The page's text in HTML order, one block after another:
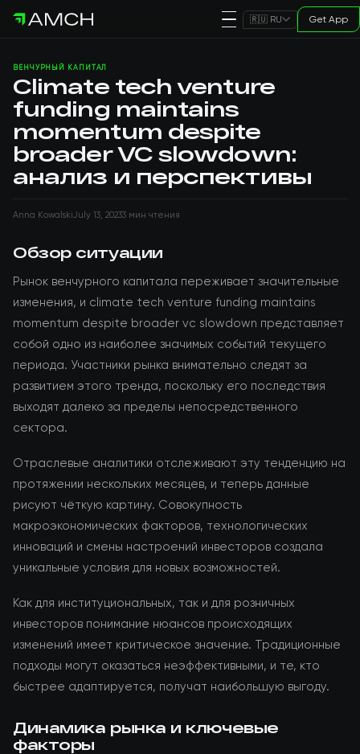
🇷🇺 RU Get App
ВЕНЧУРНЫЙ КАПИТАЛ
Climate tech venture
funding maintains
momentum despite
broader VC slowdown:
анализ и перспективы
Anna KowalskiJuly 13, 20233 мин чтения
Обзор ситуации
Рынок венчурного капитала переживает значительные
изменения, и climate tech venture funding maintains
momentum despite broader vc slowdown представляет
собой одно из наиболее значимых событий текущего
периода. Участники рынка внимательно следят за
развитием этого тренда, поскольку его последствия
выходят далеко за пределы непосредственного
сектора.
Отраслевые аналитики отслеживают эту тенденцию на
протяжении нескольких месяцев, и теперь данные
рисуют чёткую картину. Совокупность
макроэкономических факторов, технологических
инноваций и смены настроений инвесторов создала
уникальные условия для новых возможностей.
Как для институциональных, так и для розничных
инвесторов понимание нюансов происходящих
изменений имеет критическое значение. Традиционные
подходы могут оказаться неэффективными, и те, кто
быстрее адаптируется, получат наибольшую выгоду.
Динамика рынка и ключевые
факторы